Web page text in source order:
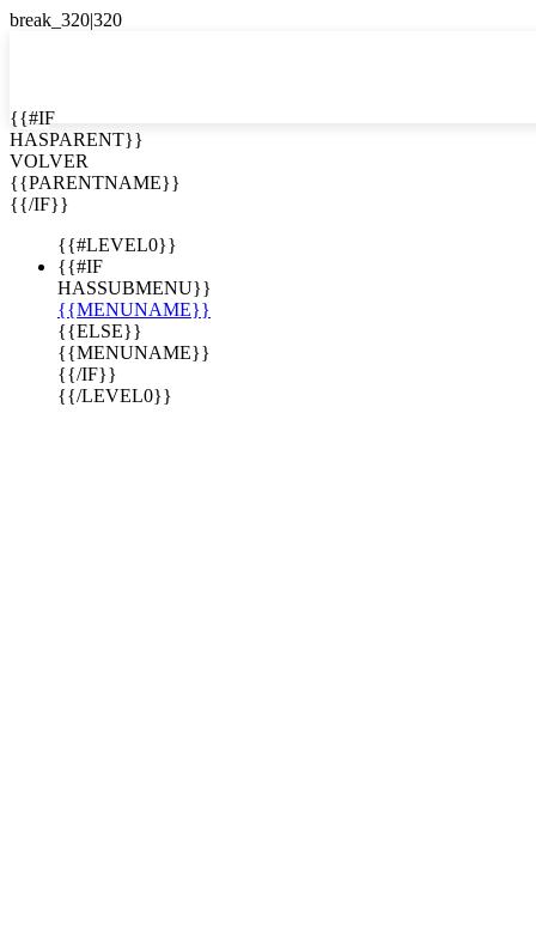

EN
ES
{{#IF
HASPARENT}}
VOLVER
{{PARENTNAME}}
{{/IF}}
{{#LEVEL0}}
{{#IF
HASSUBMENU}}
{{MENUNAME}}
{{ELSE}}
{{MENUNAME}}
{{/IF}}
{{/LEVEL0}}